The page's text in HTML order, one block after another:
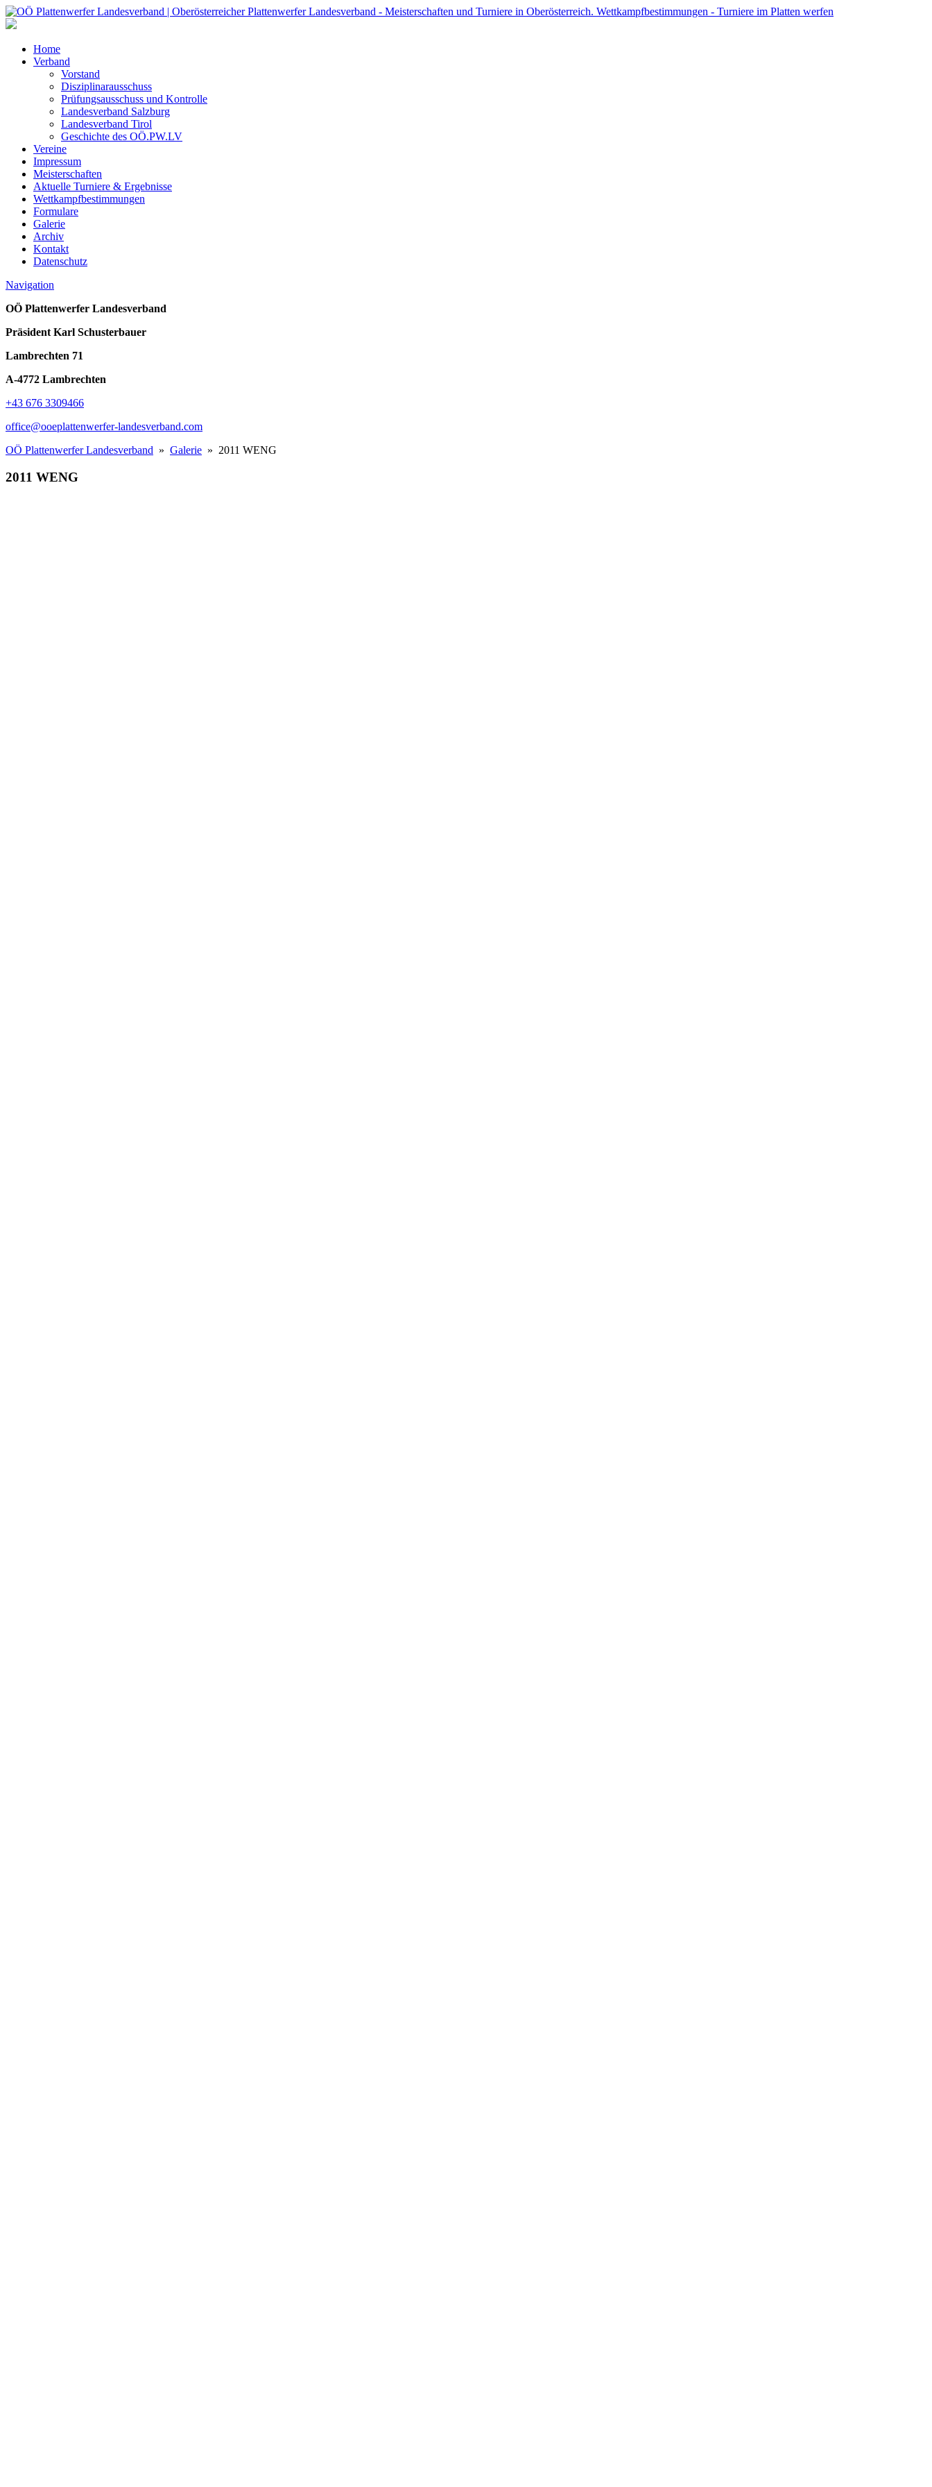
Home
Verband
Vorstand
Disziplinarausschuss
Prüfungsausschuss und Kontrolle
Landesverband Salzburg
Landesverband Tirol
Geschichte des OÖ.PW.LV
Vereine
Impressum
Meisterschaften
Aktuelle Turniere & Ergebnisse
Wettkampfbestimmungen
Formulare
Galerie
Archiv
Kontakt
Datenschutz
Navigation
OÖ Plattenwerfer Landesverband
Präsident Karl Schusterbauer
Lambrechten 71
A-4772 Lambrechten
+43 676 3309466
office@ooeplattenwerfer-landesverband.com
OÖ Plattenwerfer Landesverband » Galerie » 2011 WENG
2011 WENG